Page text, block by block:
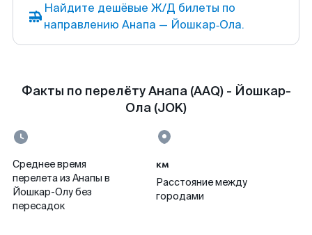
Найдите дешёвые Ж/Д билеты по
направлению Анапа — Йошкар‑Ола.
Факты по перелёту Анапа (AAQ) - Йошкар-
Ола (JOK)
Среднее время
перелета из Анапы в
Йошкар-Олу без
пересадок
км
Расстояние между
городами